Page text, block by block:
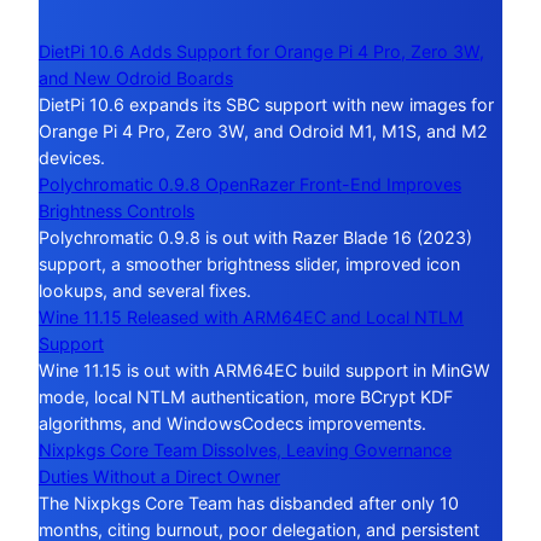
DietPi 10.6 Adds Support for Orange Pi 4 Pro, Zero 3W,
and New Odroid Boards
DietPi 10.6 expands its SBC support with new images for
Orange Pi 4 Pro, Zero 3W, and Odroid M1, M1S, and M2
devices.
Polychromatic 0.9.8 OpenRazer Front-End Improves
Brightness Controls
Polychromatic 0.9.8 is out with Razer Blade 16 (2023)
support, a smoother brightness slider, improved icon
lookups, and several fixes.
Wine 11.15 Released with ARM64EC and Local NTLM
Support
Wine 11.15 is out with ARM64EC build support in MinGW
mode, local NTLM authentication, more BCrypt KDF
algorithms, and WindowsCodecs improvements.
Nixpkgs Core Team Dissolves, Leaving Governance
Duties Without a Direct Owner
The Nixpkgs Core Team has disbanded after only 10
months, citing burnout, poor delegation, and persistent